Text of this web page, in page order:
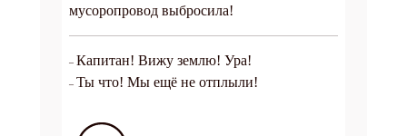
мусоропровод выбросила!
– Капитан! Вижу землю! Ура!
– Ты что! Мы ещё не отплыли!